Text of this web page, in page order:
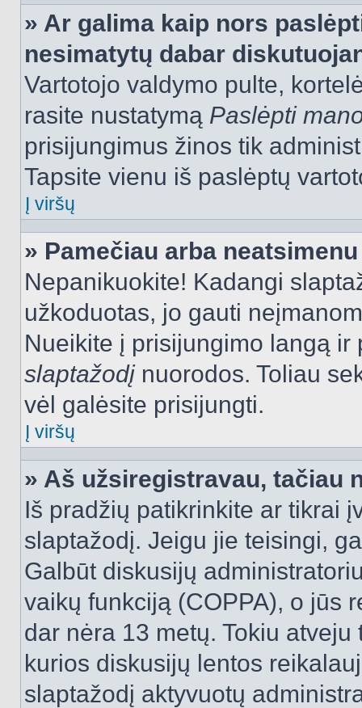
» Ar galima kaip nors
nesimatytų dabar
Vartotojo valdymo pulte,
rasite nustatymą Paslėpti
prisijungimus žinos tik
Tapsite vienu iš paslėptų
Į viršų
» Pamečiau arba
Nepanikuokite! Kadangi
užkoduotas, jo gauti
Nueikite į prisijungimo langą
slaptažodįnuorodos. Toliau
vėl galėsite prisijungti.
Į viršų
» Aš užsiregistravau, tačiau
Iš pradžių patikrinkite ar tikrai
slaptažodį. Jeigu jie teisingi,
Galbūt diskusijų
vaikų funkciją (COPPA), o jūs
dar nėra 13 metų. Tokiu
kurios diskusijų lentos
slaptažodį aktyvuotų